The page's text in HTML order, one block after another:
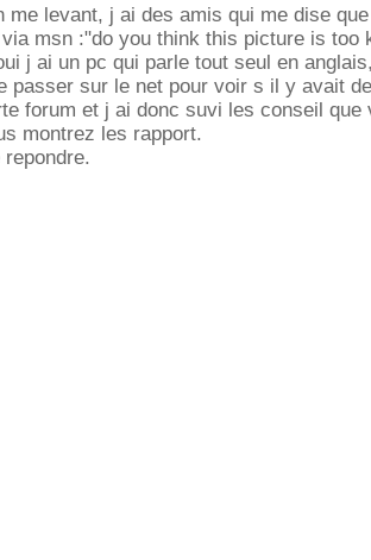
me levant, j ai des amis qui me dise
msn :"do you think this picture is too
j ai un pc qui parle tout seul en
passer sur le net pour voir s il y avait
forum et j ai donc suvi les conseil que
montrez les rapport.